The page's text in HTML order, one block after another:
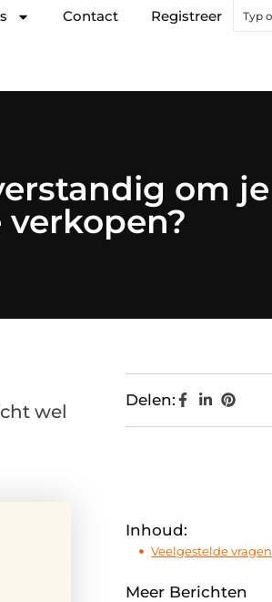
Contact Registreer
om je
wel
Delen:
Inhoud:
Veelgestelde vragen
Meer Berichten